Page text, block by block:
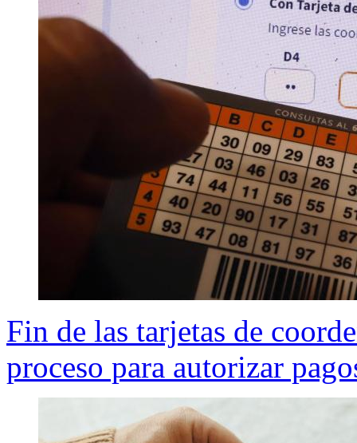
Fin de las tarjetas de
proceso para autorizar